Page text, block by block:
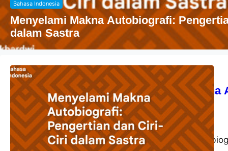
Agama
Penyebaran Agama Islam Di Indonesia
Bahasa Indonesia
Menyelami Makna
Sastra
akbardwi23 Oktober 2023
Autobiografi adalah